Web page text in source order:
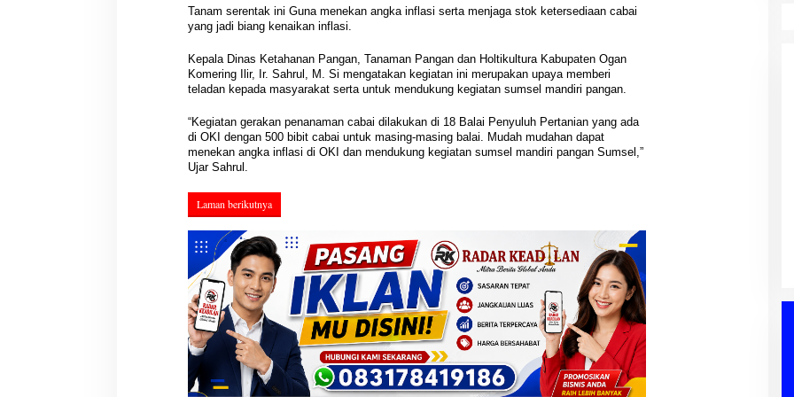
Tanam serentak ini Guna menekan angka inflasi serta menjaga stok ketersediaan cabai
yang jadi biang kenaikan inflasi.
Kepala Dinas Ketahanan Pangan, Tanaman Pangan dan Holtikultura Kabupaten Ogan
Komering Ilir, Ir. Sahrul, M. Si mengatakan kegiatan ini merupakan upaya memberi
teladan kepada masyarakat serta untuk mendukung kegiatan sumsel mandiri pangan.
“Kegiatan gerakan penanaman cabai dilakukan di 18 Balai Penyuluh Pertanian yang ada
di OKI dengan 500 bibit cabai untuk masing-masing balai. Mudah mudahan dapat
menekan angka inflasi di OKI dan mendukung kegiatan sumsel mandiri pangan Sumsel,”
Ujar Sahrul.
Laman berikutnya
Hasil Reses III DPRD Muba
Aspirasi Masyarakat Siap Jadi
Acuan Pembangunan Daerah
POLITIK, Sumatera Selatan
| 04/08/2026
Siapkan Konferkap IV
PERS, PWI, Sumatera Selatan